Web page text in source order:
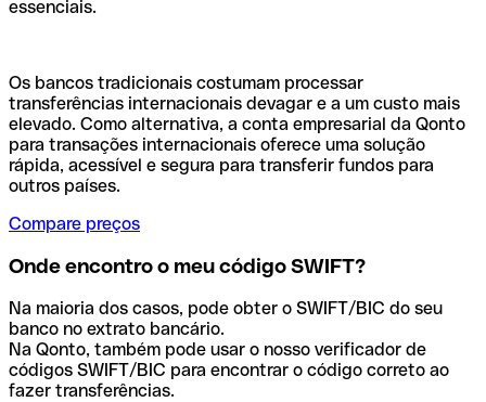
essenciais.
Os bancos tradicionais costumam processar
transferências internacionais devagar e a um custo mais
elevado. Como alternativa, a conta empresarial da Qonto
para transações internacionais oferece uma solução
rápida, acessível e segura para transferir fundos para
outros países.
Compare preços
Onde encontro o meu código SWIFT?
Na maioria dos casos, pode obter o SWIFT/BIC do seu
banco no extrato bancário.
Na Qonto, também pode usar o nosso verificador de
códigos SWIFT/BIC para encontrar o código correto ao
fazer transferências.